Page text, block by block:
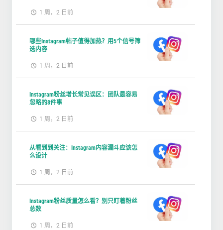
1 周，2 日前
哪些Instagram帖子值得加热？用5个信号筛
选内容
1 周，2 日前
Instagram粉丝增长常见误区：团队最容易
忽略的8件事
1 周，2 日前
从看到到关注：Instagram内容漏斗应该怎
么设计
1 周，2 日前
Instagram粉丝质量怎么看？别只盯着粉丝
总数
1 周，2 日前